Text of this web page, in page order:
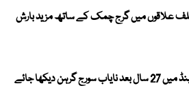
علاقوں میں گرج چمک کے ساتھ مزید بارش
برطانیہ اور آئرلینڈ میں 27 سال بعد نایاب سورج گرہن دیکھا جائے